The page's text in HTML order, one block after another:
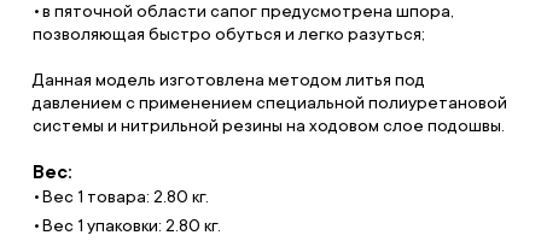
в пяточной области сапог предусмотрена шпора,
позволяющая быстро обуться и легко разуться;
Данная модель изготовлена методом литья под
давлением с применением специальной полиуретановой
системы и нитрильной резины на ходовом слое подошвы.
Вес:
Вес 1 товара: 2.80 кг.
Вес 1 упаковки: 2.80 кг.